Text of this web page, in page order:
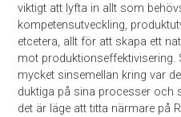
viktigt att lyfta in allt som
kompetensutveckling,
etcetera, allt för att skapa ett
mot produktionseffektivisering.
mycket sinsemellan kring var
duktiga på sina processer och
det är läge att titta närmare på